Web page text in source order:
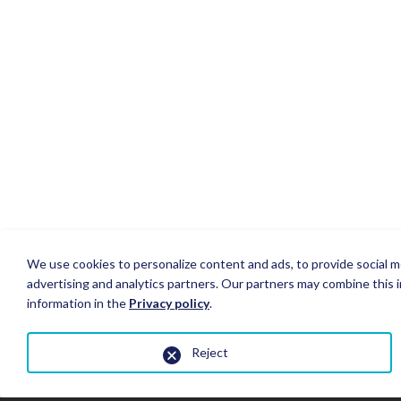
We use cookies to personalize content and ads, to provide social
advertising and analytics partners. Our partners may combine
information in the Privacy policy.
Reject